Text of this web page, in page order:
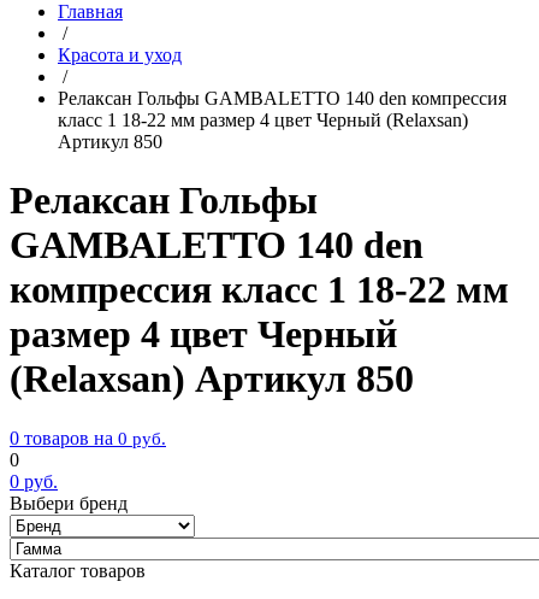
Главная
/
Красота и уход
/
Релаксан Гольфы GAMBALETTO 140 den компрессия
класс 1 18-22 мм размер 4 цвет Черный (Relaxsan)
Артикул 850
Релаксан Гольфы
GAMBALETTO 140 den
компрессия класс 1 18-22 мм
размер 4 цвет Черный
(Relaxsan) Артикул 850
0 товаров на 0 руб.
0
0 руб.
Выбери бренд
Каталог товаров